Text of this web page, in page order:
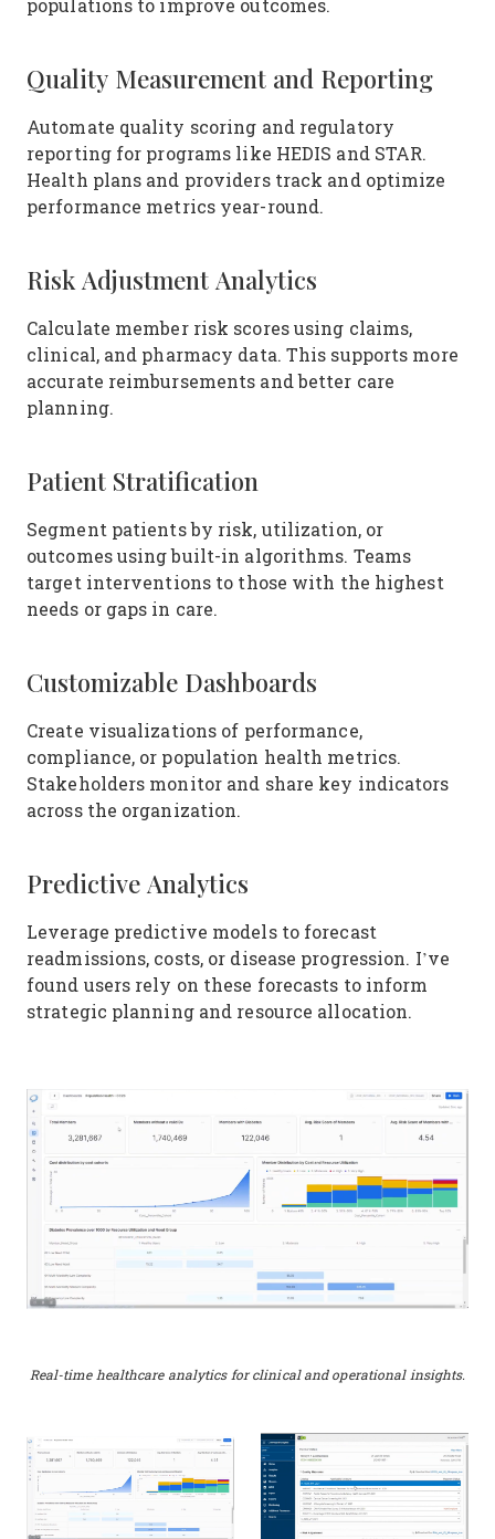
populations to improve outcomes.
Quality Measurement and Reporting
Automate quality scoring and regulatory
reporting for programs like HEDIS and STAR.
Health plans and providers track and optimize
performance metrics year-round.
Risk Adjustment Analytics
Calculate member risk scores using claims,
clinical, and pharmacy data. This supports more
accurate reimbursements and better care
planning.
Patient Stratification
Segment patients by risk, utilization, or
outcomes using built-in algorithms. Teams
target interventions to those with the highest
needs or gaps in care.
Customizable Dashboards
Create visualizations of performance,
compliance, or population health metrics.
Stakeholders monitor and share key indicators
across the organization.
Predictive Analytics
Leverage predictive models to forecast
readmissions, costs, or disease progression. I’ve
found users rely on these forecasts to inform
strategic planning and resource allocation.
Real-time healthcare analytics for clinical and operational insights.